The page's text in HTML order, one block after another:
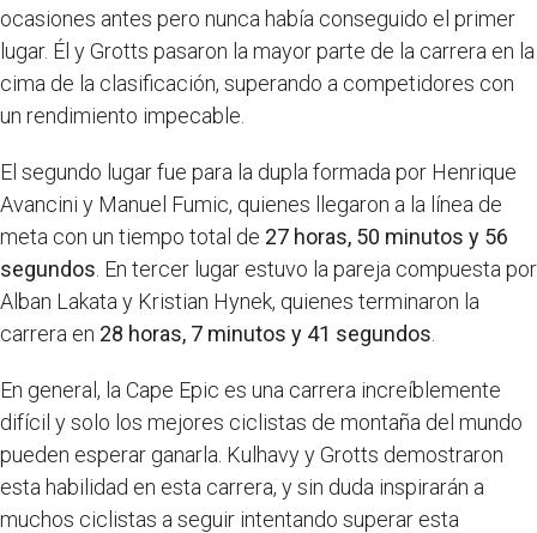
ocasiones antes pero nunca había conseguido el primer
lugar. Él y Grotts pasaron la mayor parte de la carrera en la
cima de la clasificación, superando a competidores con
un rendimiento impecable.
El segundo lugar fue para la dupla formada por Henrique
Avancini y Manuel Fumic, quienes llegaron a la línea de
meta con un tiempo total de 27 horas, 50 minutos y 56
segundos . En tercer lugar estuvo la pareja compuesta por
Alban Lakata y Kristian Hynek, quienes terminaron la
carrera en 28 horas, 7 minutos y 41 segundos
En general, la Cape Epic es una carrera increíblemente
difícil y solo los mejores ciclistas de montaña del mundo
pueden esperar ganarla. Kulhavy y Grotts demostraron
esta habilidad en esta carrera, y sin duda inspirarán a
muchos ciclistas a seguir intentando superar esta